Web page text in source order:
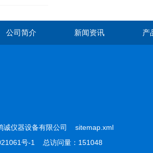
公司简介 新闻资讯 产
诚仪器设备有限公司 sitemap.xml
号-1
总访问量：151048